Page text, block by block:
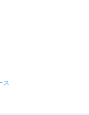
ス